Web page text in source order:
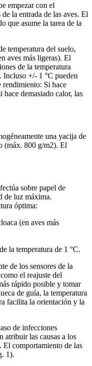
empezar con el
la entrada de las aves. El
que asume la tarea de la
temperatura del suelo,
aves más ligeras). El
de la temperatura
Incluso +/- 1 °C pueden
rendimiento: Si hace
hace demasiado calor, las
una yacija de
(máx. 800 g/m2). El
sobre papel de
de luz máxima.
óptima:
(en aves más
la temperatura de 1 °C.
de los sensores de la
el reajuste del
rápido posible y tomar
de guía, la temperatura
facilita la orientación y la
de infecciones
atribuir las causas a los
El comportamiento de las
1).